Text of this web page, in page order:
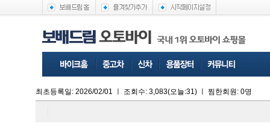
최초등록일: 2026/02/01 조회수: 3,083(오늘:31) 찜한회원: 0명